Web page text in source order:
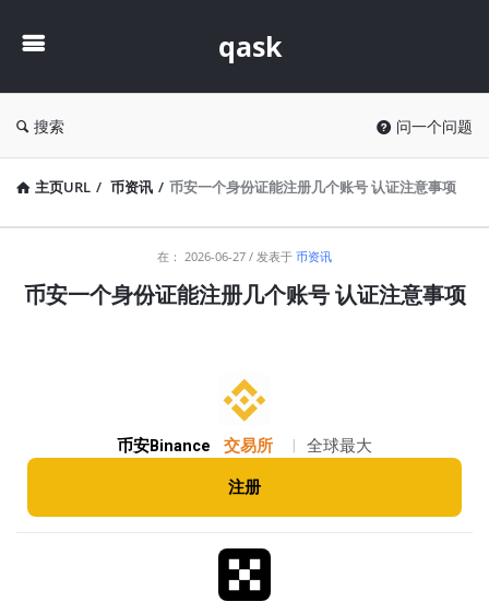
qask
搜索 问一个问题
主页URL / 币资讯 / 币安一个身份证能注册几个账号 认证注意事项
最
在： 2026-06-27 发表于 币资讯
币安一个身份证能注册几个账号 认证注意事项
币安Binance 交易所 全球最大
注册